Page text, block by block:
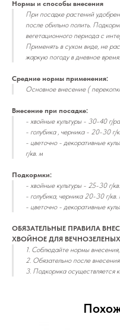
Нормы и способы внесения
При посадке растений
после обильно полить.
вегетационного периода с
Применять в сухом виде, не
жаркую погоду в дневное время.
Средние нормы применения:
Основное внесение (
Внесение при посадке:
- хвойные культуры - 30-40 г/
- голубика , черника - 20-30 г/
- цветочно - декоративные
г/кв. м
Подкормки:
- хвойные культуры - 25-30 г/
- голубика, черника 20-30 г/кв.
- цветочно - декоративные
ОБЯЗАТЕЛЬНЫЕ ПРАВИЛА
ХВОЙНОЕ ДЛЯ ВЕЧНОЗЕЛЕНЫХ
1. Соблюдайте нормы
2. Обязательно после
3. Подкормка осуществляется